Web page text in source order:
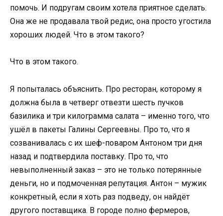
помочь. И подругам своим хотела приятное сделать.
Она же не продавала твой редис, она просто угостила
хороших людей. Что в этом такого?
Что в этом такого.
Я попыталась объяснить. Про ресторан, которому я
должна была в четверг отвезти шесть пучков
базилика и три килограмма салата – именно того, что
ушёл в пакеты Галины Сергеевны. Про то, что я
созванивалась с их шеф-поваром Антоном три дня
назад и подтвердила поставку. Про то, что
невыполненный заказ – это не только потерянные
деньги, но и подмоченная репутация. Антон – мужик
конкретный, если я хоть раз подведу, он найдёт
другого поставщика. В городе полно фермеров,